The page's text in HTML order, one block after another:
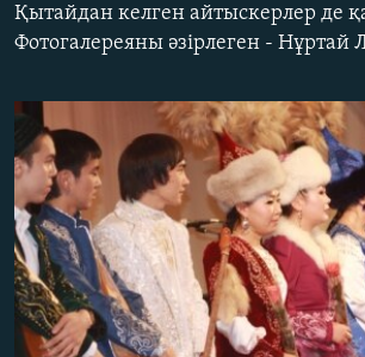
АРНАЙЫ ЖОБАЛАР
ЖАЗЫЛЫҢЫЗ
Басқа тілдерде
Қытайдан келген айтыскерлер де
Фотогалереяны әзірлеген - Нұртай